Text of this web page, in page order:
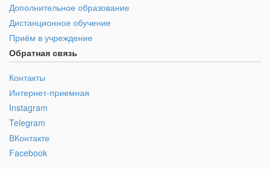
Дополнительное образование
Дистанционное обучение
Приём в учреждение
Обратная связь
Контакты
Интернет-приемная
Instagram
Telegram
ВКонтакте
Facebook